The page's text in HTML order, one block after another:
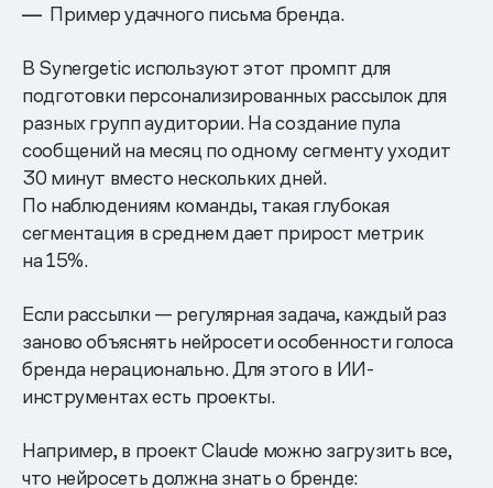
Пример удачного письма бренда.
В Synergetic используют этот промпт для
подготовки персонализированных рассылок для
разных групп аудитории. На создание пула
сообщений на месяц по одному сегменту уходит
30 минут вместо нескольких дней.
По наблюдениям команды, такая глубокая
сегментация в среднем дает прирост метрик
на 15%.
Если рассылки — регулярная задача, каждый раз
заново объяснять нейросети особенности голоса
бренда нерационально. Для этого в ИИ-
инструментах есть проекты.
Например, в проект Claude можно загрузить все,
что нейросеть должна знать о бренде: